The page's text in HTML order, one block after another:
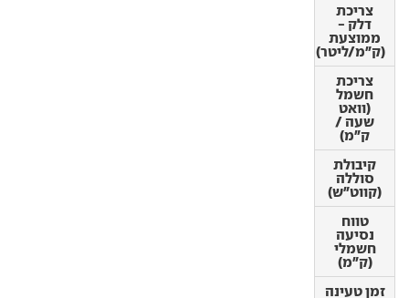
צריכת
דלק -
ממוצעת
(ק"מ/ליטר)
צריכת
חשמל
(וואט
שעה /
ק"מ)
קיבולת
סוללה
(קווט"ש)
טווח
נסיעה
חשמלי
(ק"מ)
זמן טעינה
דלק -
ממוצעת
(ק"מ/ליטר)
צריכת
חשמל
(וואט
שעה /
ק"מ)
קיבולת
סוללה
(קווט"ש)
טווח
נסיעה
חשמלי
(ק"מ)
זמן טעינה
ביתית